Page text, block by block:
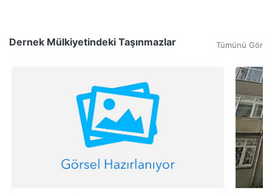
Dernek Mülkiyetindeki Taşınmazlar Tümünü Gör